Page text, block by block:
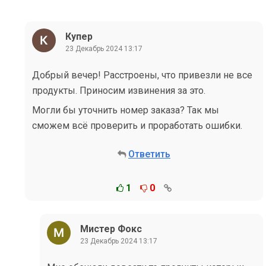
Купер
23 Декабрь 2024 13:17
Добрый вечер! Расстроены, что привезли не все
продукты. Приносим извинения за это.
Могли бы уточнить номер заказа? Так мы
сможем всё проверить и проработать ошибки.
Ответить
1 0
Мистер Фокс
23 Декабрь 2024 13:17